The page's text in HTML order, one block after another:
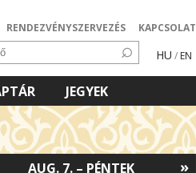
RENDEZVÉNYSZERVEZÉS KAPCSOLAT
HU / EN
JEGYEK
»
AUG. 7. – PÉNTEK